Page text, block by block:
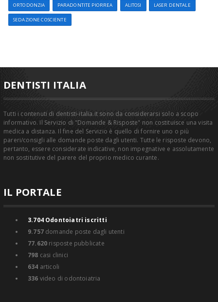
ORTODONZIA PARADONTITE PIORREA ALITOSI LASER DENTALE
SEDAZIONE COSCIENTE
DENTISTI ITALIA
Tutti i contenuti di dentisti-italia.it sono da considerarsi solo a scopo
informativo. Il Servizio di "Domande & Risposte" non costituisce una visita
medica a distanza. Il fine del Servizio è quello di fornire uno o più
pareri/consigli alle domande poste dagli utenti. Tutte le risposte devono,
pertanto, essere considerate indicative, non impegnative e assolutamente
non sostitutive del parere del proprio medico curante.
IL PORTALE
3.704Odontoiatri iscritti
9.757domande poste dagli utenti
77.620 risposte pubblicate
798 casi clinici
634 articoli
336 video di odontoiatria